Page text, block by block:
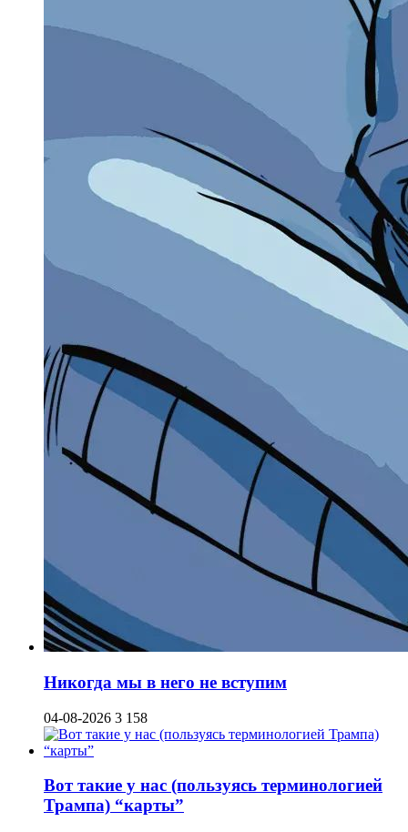
Никогда мы в него не вступим
04-08-2026 3 158
Вот такие у нас (пользуясь терминологией
Трампа) “карты”